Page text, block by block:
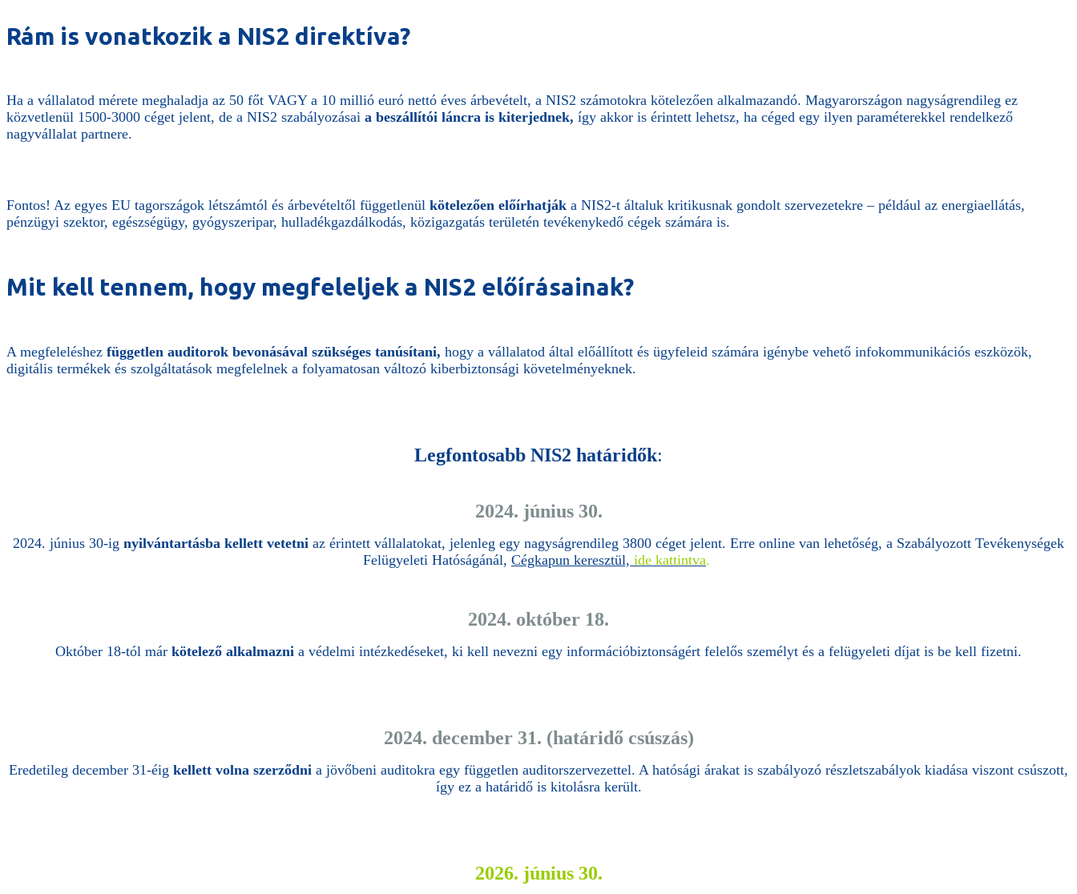
Rám is vonatkozik a NIS2 direktíva?
Ha a vállalatod mérete meghaladja az 50 főt VAGY a 10 millió euró nettó éves árbevételt, a NIS2 számotokra kötelezően alkalmazandó. Magyarországon nagyságrendileg ez
közvetlenül 1500-3000 céget jelent, de a NIS2 szabályozásai a beszállítói láncra is kiterjednek, így akkor is érintett lehetsz, ha céged egy ilyen paraméterekkel rendelkező
nagyvállalat partnere.
Fontos! Az egyes EU tagországok létszámtól és árbevételtől függetlenül kötelezően előírhatják a NIS2-t általuk kritikusnak gondolt szervezetekre – például az energiaellátás,
pénzügyi szektor, egészségügy, gyógyszeripar, hulladékgazdálkodás, közigazgatás területén tevékenykedő cégek számára is.
Mit kell tennem, hogy megfeleljek a NIS2 előírásainak?
A megfeleléshez független auditorok bevonásával szükséges tanúsítani, hogy a vállalatod által előállított és ügyfeleid számára igénybe vehető infokommunikációs eszközök,
digitális termékek és szolgáltatások megfelelnek a folyamatosan változó kiberbiztonsági követelményeknek.
Legfontosabb NIS2 határidők:
2024. június 30.
2024. június 30-ig nyilvántartásba kellett vetetni az érintett vállalatokat, jelenleg egy nagyságrendileg 3800 céget jelent. Erre online van lehetőség, a Szabályozott Tevékenységek
Felügyeleti Hatóságánál, Cégkapun keresztül, ide kattintva.
2024. október 18.
Október 18-tól már kötelező alkalmazni a védelmi intézkedéseket, ki kell nevezni egy információbiztonságért felelős személyt és a felügyeleti díjat is be kell fizetni.
2024. december 31. (határidő csúszás)
Eredetileg december 31-éig kellett volna szerződni a jövőbeni auditokra egy független auditorszervezettel. A hatósági árakat is szabályozó részletszabályok kiadása viszont csúszott,
így ez a határidő is kitolásra került.
2026. június 30.